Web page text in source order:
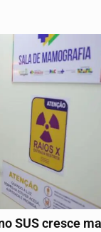
SUS cresce